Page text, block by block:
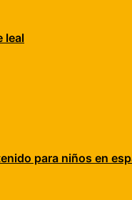
leal
para niños en